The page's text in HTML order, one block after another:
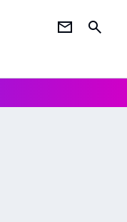
newsletter search